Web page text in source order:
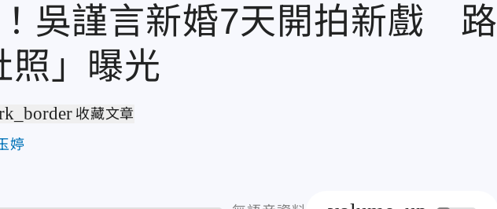
吳謹言新婚7天開拍新戲 路
照」曝光
收藏文章
婷